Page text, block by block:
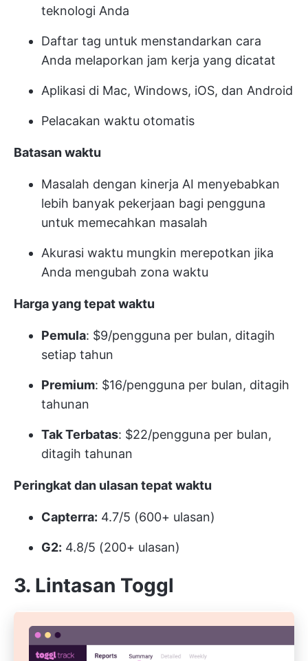
teknologi Anda
Daftar tag untuk menstandarkan cara
Anda melaporkan jam kerja yang dicatat
Aplikasi di Mac, Windows, iOS, dan Android
Pelacakan waktu otomatis
Batasan waktu
Masalah dengan kinerja AI menyebabkan
lebih banyak pekerjaan bagi pengguna
untuk memecahkan masalah
Akurasi waktu mungkin merepotkan jika
Anda mengubah zona waktu
Harga yang tepat waktu
Pemula: $9/pengguna per bulan, ditagih
setiap tahun
Premium: $16/pengguna per bulan, ditagih
tahunan
Tak Terbatas: $22/pengguna per bulan,
ditagih tahunan
Peringkat dan ulasan tepat waktu
Capterra: 4.7/5 (600+ ulasan)
G2: 4.8/5 (200+ ulasan)
3. Lintasan Toggl